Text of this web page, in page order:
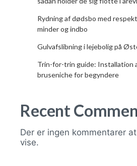
Rydning af dødsbo med
minder og indbo
Gulvafslibning i lejebolig på
Trin-for-trin guide: Installation
bruseniche for begyndere
Recent
Der er ingen kommentarer at
vise.